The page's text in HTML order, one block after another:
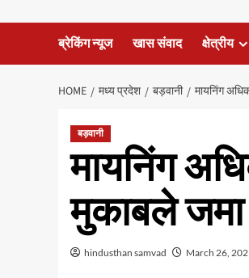
ब्रेकिंग न्यूज खास संवाद क्षेत्रीय
HOME मध्य प्रदेश बड़वानी मायनिंग
बड़वानी
मायनिंग
मुकाबले जमा
hindusthan samvad March 26,